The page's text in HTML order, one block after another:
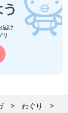
届け
わぐり